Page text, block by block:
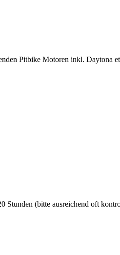
Pitbike Motoren inkl. Daytona
(bitte ausreichend oft